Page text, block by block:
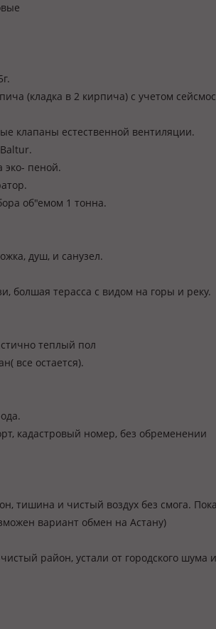
(кладка в 2 кирпича) с учетом
клапаны естественной вентиляции.
эко- пеной.
об"емом 1 тонна.
душ, и санузел.
болшая терасса с видом на горы и реку.
теплый пол
все остается).
кадастровый номер, без обременении
тишина и чистый воздух без смога.
вариант обмен на Астану)
район, устали от городского шума